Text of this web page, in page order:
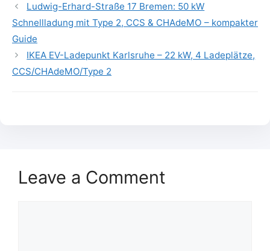
Ludwig-Erhard-Straße 17 Bremen: 50 kW
Schnellladung mit Type 2, CCS & CHAdeMO – kompakter
Guide
IKEA EV-Ladepunkt Karlsruhe – 22 kW, 4 Ladeplätze,
CCS/CHAdeMO/Type 2
Leave a Comment